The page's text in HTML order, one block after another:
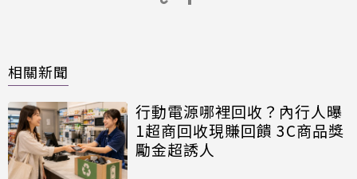
相關新聞
行動電源哪裡回收？內行人曝
1超商回收現賺回饋 3C商品獎
勵金超誘人